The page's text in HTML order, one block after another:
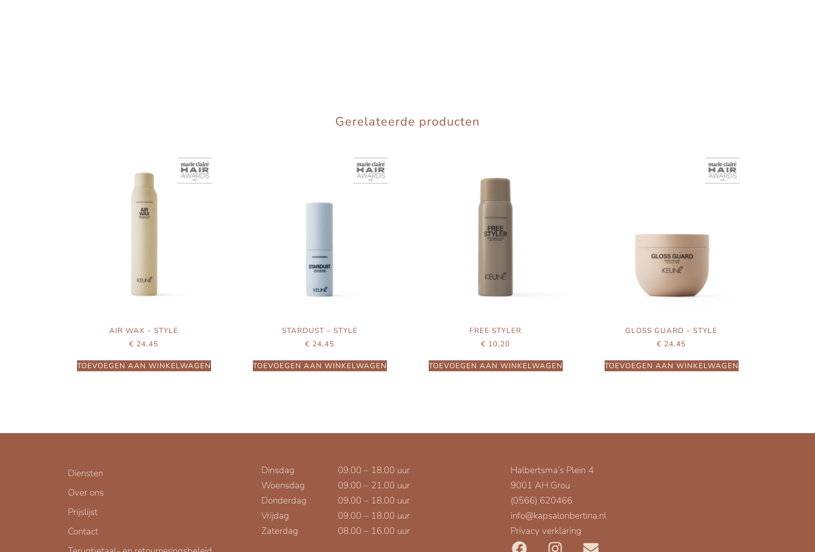
Gerelateerde producten
AIR WAX – STYLE
€ 24,45
TOEVOEGEN AAN WINKELWAGEN
STARDUST – STYLE
€ 24,45
TOEVOEGEN AAN WINKELWAGEN
FREE STYLER
€ 10,20
TOEVOEGEN AAN WINKELWAGEN
GLOSS GUARD – STYLE
€ 24,45
TOEVOEGEN AAN WINKELWAGEN
Diensten
Over ons
Prijslijst
Contact
Dinsdag
Woensdag
Donderdag
Vrijdag
Zaterdag
09.00 – 18.00 uur
09.00 – 21.00 uur
09.00 – 18.00 uur
09.00 – 18.00 uur
08.00 – 16.00 uur
Halbertsma’s Plein 4
9001 AH Grou
(0566) 620466
info@kapsalonbertina.nl
Privacy verklaring